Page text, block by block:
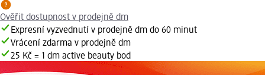
Ověřit dostupnost v prodejně dm
Expresní vyzvednutí v prodejně dm do 60 minut
Vrácení zdarma v prodejně dm
25 Kč = 1 dm active beauty bod